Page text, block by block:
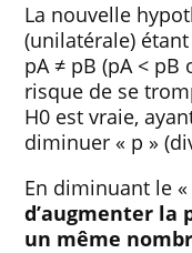
La nouvelle
(unilatérale)
pA ≠ pB (pA <
risque de se
H0 est vraie,
diminuer « p »
En diminuant le «
d’augmenter la
un même